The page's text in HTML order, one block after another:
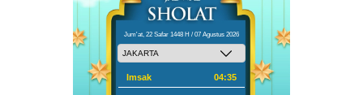
Jum'at, 22 Safar 1448 H / 07 Agustus 2026
Imsak 04:35